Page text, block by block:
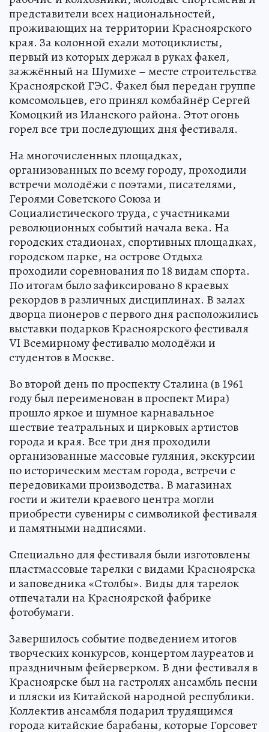
представители всех национальностей,
проживающих на территории Красноярского
края. За колонной ехали мотоциклисты,
первый из которых держал в руках факел,
зажжённый на Шумихе – месте строительства
Красноярской ГЭС. Факел был передан группе
комсомольцев, его принял комбайнёр Сергей
Комоцкий из Иланского района. Этот огонь
горел все три последующих дня фестиваля.
На многочисленных площадках,
организованных по всему городу, проходили
встречи молодёжи с поэтами, писателями,
Героями Советского Союза и
Социалистического труда, с участниками
революционных событий начала века. На
городских стадионах, спортивных площадках,
городском парке, на острове Отдыха
проходили соревнования по 18 видам спорта.
По итогам было зафиксировано 8 краевых
рекордов в различных дисциплинах. В залах
дворца пионеров с первого дня расположились
выставки подарков Красноярского фестиваля
VI Всемирному фестивалю молодёжи и
студентов в Москве.
Во второй день по проспекту Сталина (в 1961
году был переименован в проспект Мира)
прошло яркое и шумное карнавальное
шествие театральных и цирковых артистов
города и края. Все три дня проходили
организованные массовые гуляния, экскурсии
по историческим местам города, встречи с
передовиками производства. В магазинах
гости и жители краевого центра могли
приобрести сувениры с символикой фестиваля
и памятными надписями.
Специально для фестиваля были изготовлены
пластмассовые тарелки с видами Красноярска
и заповедника «Столбы». Виды для тарелок
отпечатали на Красноярской фабрике
фотобумаги.
Завершилось событие подведением итогов
творческих конкурсов, концертом лауреатов и
праздничным фейерверком. В дни фестиваля в
Красноярске был на гастролях ансамбль песни
и пляски из Китайской народной республики.
Коллектив ансамбля подарил трудящимся
города китайские барабаны, которые Горсовет